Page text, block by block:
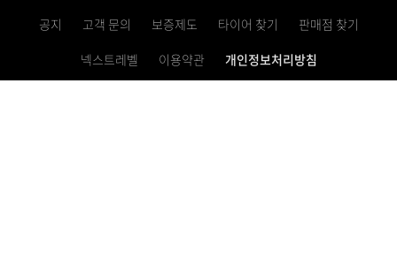
공지 고객 문의 보증제도 타이어 찾기
판매점 찾기
넥스트레벨
이용약관
개인정보처리방침